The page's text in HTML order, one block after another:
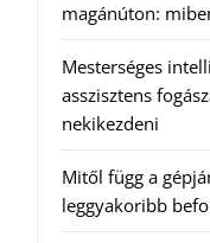
magánúton:
Mesterséges
asszisztens
nekikezdeni
Mitől függ a
leggyakoribb